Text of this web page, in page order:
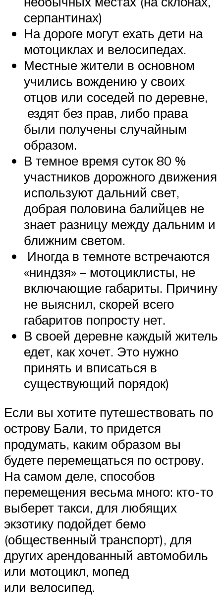
серпантинах)
На дороге могут ехать дети на
мотоциклах и велосипедах.
Местные жители в основном
учились вождению у своих
отцов или соседей по деревне,
ездят без прав, либо права
были получены случайным
образом.
В темное время суток 80 %
участников дорожного движения
используют дальний свет,
добрая половина балийцев не
знает разницу между дальним и
ближним светом.
Иногда в темноте встречаются
«ниндзя» – мотоциклисты, не
включающие габариты. Причину
не выяснил, скорей всего
габаритов попросту нет.
В своей деревне каждый житель
едет, как хочет. Это нужно
принять и вписаться в
существующий порядок)
Если вы хотите путешествовать по
острову Бали, то придется
продумать, каким образом вы
будете перемещаться по острову.
На самом деле, способов
перемещения весьма много: кто-то
выберет такси, для любящих
экзотику подойдет бемо
(общественный транспорт), для
других арендованный автомобиль
или мотоцикл, мопед
или велосипед.